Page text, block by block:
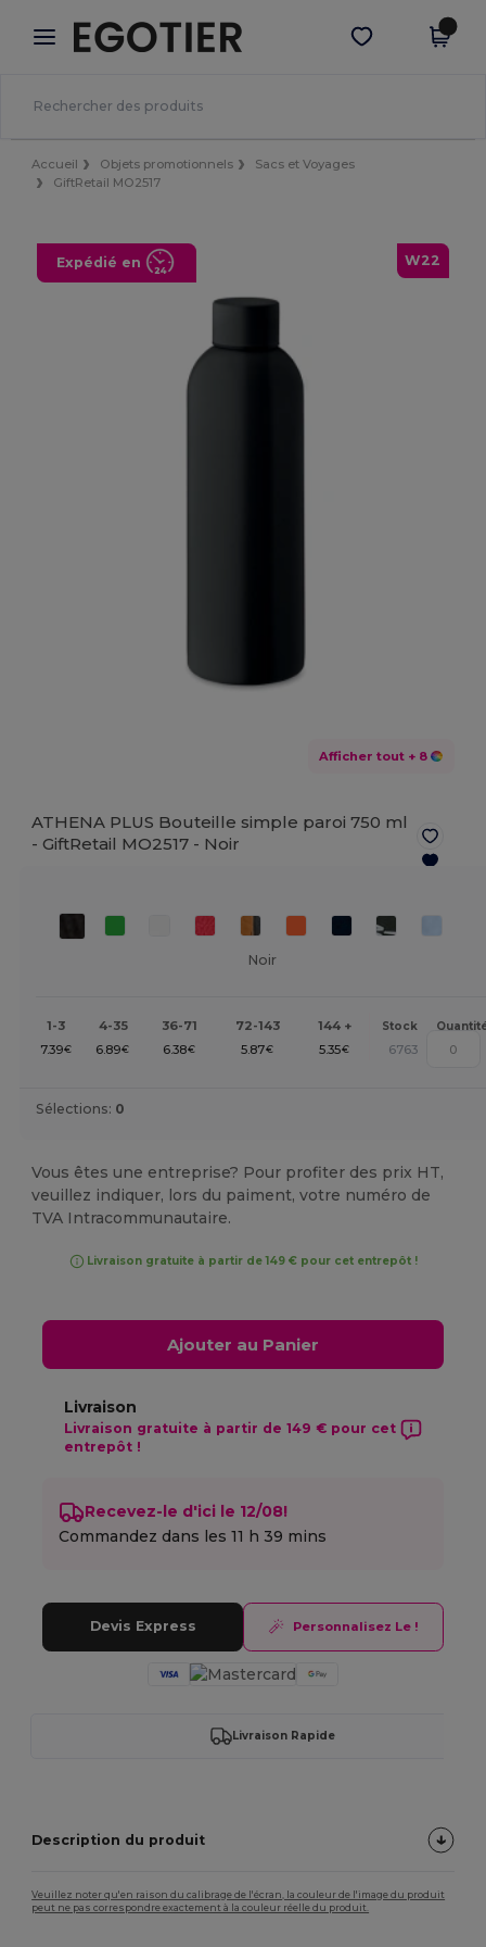
× Appli Egotier
Meilleurs prix sur l’app !
Obtenir l'appli
Accueil Objets promotionnels
Sacs et Voyages
GiftRetail MO2517
W22
Expédié en
Afficher tout + 8
ATHENA PLUS Bouteille simple paroi 750 ml
- GiftRetail MO2517 - Noir
Noir
1-3 4-35 36-71 72-143 144 + Stock
7.39€ 6.89€ 6.38€ 5.87€ 5.35€ 6763
Sélections: 0
Vous êtes une entreprise? Pour profiter des prix HT,
veuillez indiquer, lors du paiment, votre numéro de
TVA Intracommunautaire.
Livraison gratuite à partir de 149 € pour cet entrepôt !
Ajouter au Panier
Livraison
Livraison gratuite à partir de 149 € pour cet
entrepôt !
Recevez-le d'ici le 12/08!
Commandez dans les11 h 39 mins
Devis Express Personnalisez Le !
Livraison Rapide
Description du produit
Veuillez noter qu'en raison du calibrage de l'écran, la couleur de l'image du produit
peut ne pas correspondre exactement à la couleur réelle du produit.